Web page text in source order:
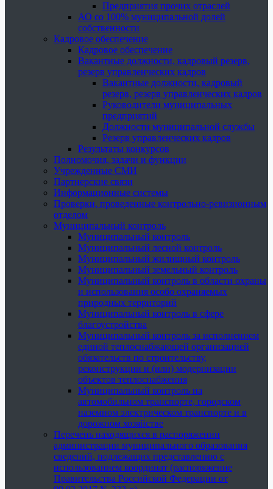
Предприятия прочих отраслей
АО со 100% муниципальной долей
собственности
Кадровое обеспечение
Кадровое обеспечение
Вакантные должности, кадровый резерв,
резерв управленческих кадров
Вакантные должности, кадровый
резерв, резерв управленческих кадров
Руководители муниципальных
предприятий
Должности муниципальной службы
Резерв управленческих кадров
Результаты конкурсов
Полномочия, задачи и функции
Учрежденные СМИ
Партнерские связи
Информационные системы
Проверки, проведенные контрольно-ревизионным
отделом
Муниципальный контроль
Муниципальный контроль
Муниципальный лесной контроль
Муниципальный жилищный контроль
Муниципальный земельный контроль
Муниципальный контроль в области охраны
и использования особо охраняемых
природных территорий
Муниципальный контроль в сфере
благоустройства
Муниципальный контроль за исполнением
единой теплоснабжающей организацией
обязательств по строительству,
реконструкции и (или) модернизации
объектов теплоснабжения
Муниципальный контроль на
автомобильном транспорте, городском
наземном электрическом транспорте и в
дорожном хозяйстве
Перечень находящихся в распоряжении
администрации муниципального образования
сведений, подлежащих представлению с
использованием координат (распоряжение
Правительства Российской Федерации от